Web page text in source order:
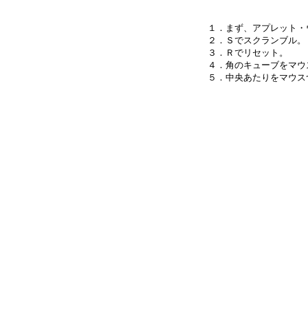
１．まず、アプレット
２．Ｓでスクランブル。
３．Ｒでリセット。
４．角のキューブをマ